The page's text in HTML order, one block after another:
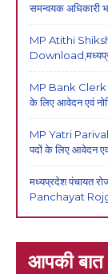
समन्वयक अधिकारी
MP Atithi
MP Bank Clerk
के लिए आवेदन एवं
MP Yatri
पदों के लिए आवेदन
मध्यप्रदेश पंचायत
Panchayat
आपकी